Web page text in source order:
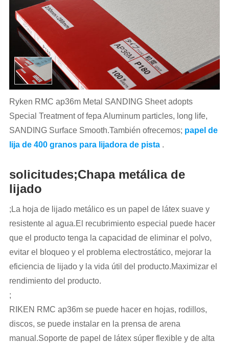
Ryken RMC ap36m Metal SANDING Sheet adopts
Special Treatment of fepa Aluminum particles, long life,
SANDING Surface Smooth.También ofrecemos; papel de
lija de 400 granos para lijadora de pista .
solicitudes;Chapa metálica de
lijado
;La hoja de lijado metálico es un papel de látex suave y
resistente al agua.El recubrimiento especial puede hacer
que el producto tenga la capacidad de eliminar el polvo,
evitar el bloqueo y el problema electrostático, mejorar la
eficiencia de lijado y la vida útil del producto.Maximizar el
rendimiento del producto.
;
RIKEN RMC ap36m se puede hacer en hojas, rodillos,
discos, se puede instalar en la prensa de arena
manual.Soporte de papel de látex súper flexible y de alta